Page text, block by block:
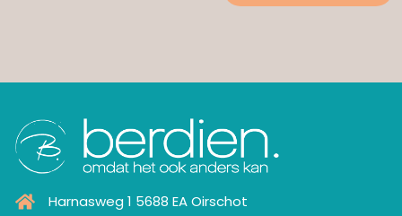
Harnasweg 1 5688 EA Oirschot